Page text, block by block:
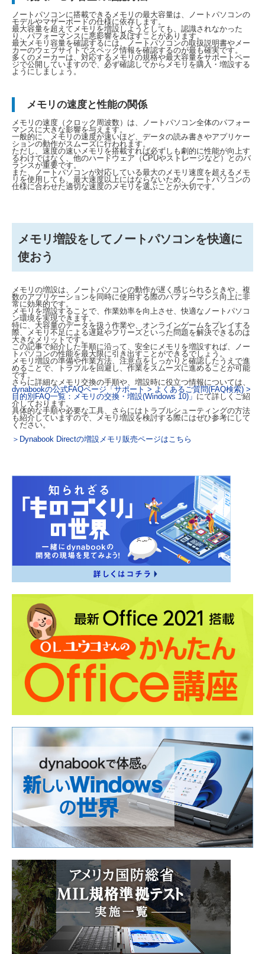
ノートパソコンに搭載できるメモリの最大容量は、ノートパソコンの
モデルやマザーボードの仕様に依存します。
最大容量を超えてメモリを増設しようとしても、認識されなかった
り、パフォーマンスに悪影響を及ぼすことがあります。
最大メモリ容量を確認するには、ノートパソコンの取扱説明書やメー
カーのウェブサイトでスペック情報を確認するのが最も確実です。
多くのメーカーは、対応するメモリの規格や最大容量をサポートペー
ジで公開していますので、必ず確認してからメモリを購入・増設する
ようにしましょう。
メモリの速度と性能の関係
メモリの速度（クロック周波数）は、ノートパソコン全体のパフォー
マンスに大きな影響を与えます。
一般的に、メモリの速度が速いほど、データの読み書きやアプリケー
ションの動作がスムーズに行われます。
ただし、速度の速いメモリを搭載すれば必ずしも劇的に性能が向上す
るわけではなく、他のハードウェア（CPUやストレージなど）とのバ
ランスが重要です。
また、ノートパソコンが対応している最大のメモリ速度を超えるメモ
リを使用しても、最大速度以上にはならないため、ノートパソコンの
仕様に合わせた適切な速度のメモリを選ぶことが大切です。
メモリ増設をしてノートパソコンを快適に
使おう
メモリの増設は、ノートパソコンの動作が遅く感じられるときや、複
数のアプリケーションを同時に使用する際のパフォーマンス向上に非
常に効果的です。
メモリを増設することで、作業効率を向上させ、快適なノートパソコ
ン環境を実現できます。
特に、大容量のデータを扱う作業や、オンラインゲームをプレイする
際、メモリ不足による遅延やフリーズといった問題を解決できるのは
大きなメリットです。
この記事で紹介した手順に沿って、安全にメモリを増設すれば、ノー
トパソコンの性能を最大限に引き出すことができるでしょう。
メモリ増設の準備や作業方法、注意点をしっかりと確認したうえで進
めることで、トラブルを回避し、作業をスムーズに進めることが可能
です。
さらに詳細なメモリ交換の手順や、増設時に役立つ情報については、
dynabookの公式FAQページ「サポート > よくあるご質問(FAQ検索) >
目的別FAQ一覧：メモリの交換・増設(Windows 10)」 にて詳しくご紹
介しております。
具体的な手順や必要な工具、さらにはトラブルシューティングの方法
も紹介していますので、メモリ増設を検討する際にはぜひ参考にして
ください。
＞Dynabook Directの増設メモリ販売ページはこちら